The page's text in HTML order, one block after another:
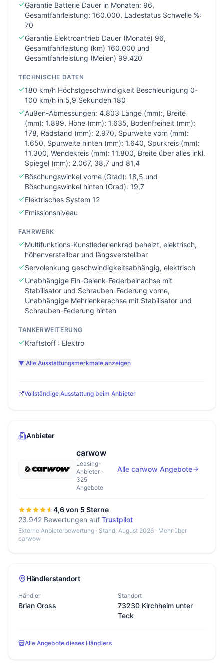
Garantie Batterie Dauer in Monaten: 96,
Gesamtfahrleistung: 160.000, Ladestatus Schwelle %:
70
Garantie Elektroantrieb Dauer (Monate) 96,
Gesamtfahrleistung (km) 160.000 und
Gesamtfahrleistung (Meilen) 99.420
TECHNISCHE DATEN
180 km/h Höchstgeschwindigkeit Beschleunigung 0-
100 km/h in 5,9 Sekunden 180
Außen-Abmessungen: 4.803 Länge (mm):, Breite
(mm): 1.899, Höhe (mm): 1.635, Bodenfreiheit (mm):
178, Radstand (mm): 2.970, Spurweite vorn (mm):
1.650, Spurweite hinten (mm): 1.640, Spurkreis (mm):
11.300, Wendekreis (mm): 11.800, Breite über alles inkl.
Spiegel (mm): 2.067, 38,7 und 81,4
Böschungswinkel vorne (Grad): 18,5 und
Böschungswinkel hinten (Grad): 19,7
Elektrisches System 12
Emissionsniveau
FAHRWERK
Multifunktions-Kunstlederlenkrad beheizt, elektrisch,
höhenverstellbar und längsverstellbar
Servolenkung geschwindigkeitsabhängig, elektrisch
Unabhängige Ein-Gelenk-Federbeinachse mit
Stabilisator und Schrauben-Federung vorne,
Unabhängige Mehrlenkerachse mit Stabilisator und
Schrauben-Federung hinten
TANKERWEITERUNG
Kraftstoff : Elektro
▼ Alle Ausstattungsmerkmale anzeigen
Vollständige Ausstattung beim Anbieter
Anbieter
carwow
Leasing-
Anbieter ·
325
Angebote
Alle carwow Angebote
4,6 von 5 Sterne
23.942 Bewertungen auf Trustpilot
Externe Anbieterbewertung · Stand: August 2026 · Mehr über
carwow
Händlerstandort
Händler
Brian Gross
Standort
73230 Kirchheim unter
Teck
Alle Angebote dieses Händlers